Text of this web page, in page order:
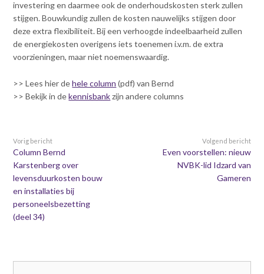
investering en daarmee ook de onderhoudskosten sterk zullen
stijgen. Bouwkundig zullen de kosten nauwelijks stijgen door
deze extra flexibiliteit. Bij een verhoogde indeelbaarheid zullen
de energiekosten overigens iets toenemen i.v.m. de extra
voorzieningen, maar niet noemenswaardig.
>> Lees hier dehele column (pdf) van Bernd
>> Bekijk in dekennisbankzijn andere columns
Vorig bericht
Column Bernd
Karstenberg over
levensduurkosten bouw
en installaties bij
personeelsbezetting
(deel 34)
Volgend bericht
Even voorstellen: nieuw
NVBK-lid Idzard van
Gameren
Inloggen